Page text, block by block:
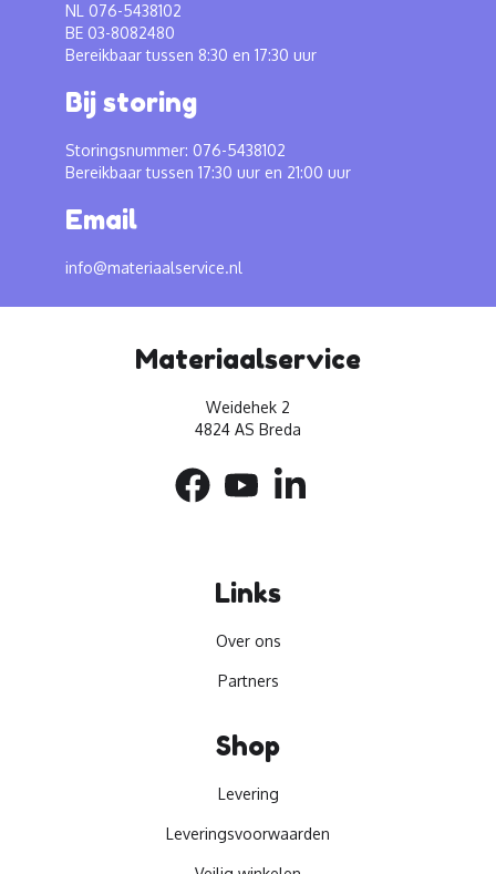
NL 076-5438102
BE 03-8082480
Bereikbaar tussen 8:30 en 17:30 uur
Bij storing
Storingsnummer: 076-5438102
Bereikbaar tussen 17:30 uur en 21:00 uur
Email
info@materiaalservice.nl
Materiaalservice
Weidehek 2
4824 AS Breda
Links
Over ons
Partners
Shop
Levering
Leveringsvoorwaarden